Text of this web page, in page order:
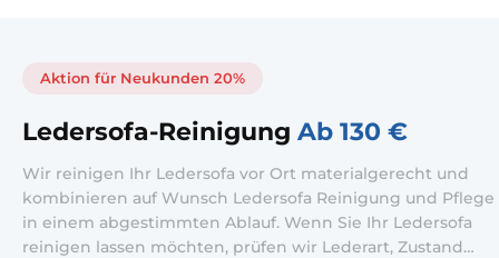
Aktion für Neukunden 20%
Ledersofa-Reinigung Ab 130 €
Wir reinigen Ihr Ledersofa vor Ort materialgerecht und
kombinieren auf Wunsch Ledersofa Reinigung und Pflege
in einem abgestimmten Ablauf. Wenn Sie Ihr Ledersofa
reinigen lassen möchten, prüfen wir Lederart, Zustand